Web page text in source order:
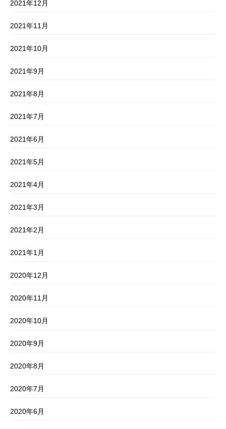
2021年12月
2021年11月
2021年10月
2021年9月
2021年8月
2021年7月
2021年6月
2021年5月
2021年4月
2021年3月
2021年2月
2021年1月
2020年12月
2020年11月
2020年10月
2020年9月
2020年8月
2020年7月
2020年6月